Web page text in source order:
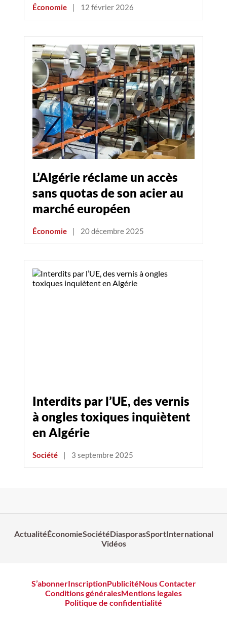
Économie | 12 février 2026
L’Algérie réclame un accès
sans quotas de son acier au
marché européen
Économie | 20 décembre 2025
Interdits par l’UE, des vernis
à ongles toxiques inquiètent
en Algérie
Société | 3 septembre 2025
ActualitéÉconomieSociétéDiasporasSportInternational
Vidéos
S’abonnerInscriptionPublicitéNous Contacter
Conditions généralesMentions legales
Politique de confidentialité